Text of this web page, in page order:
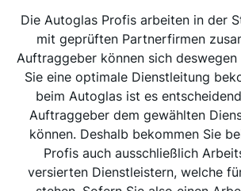
Die Autoglas Profis arbeiten in der
mit geprüften Partnerfirmen
Auftraggeber können sich deswegen
Sie eine optimale Dienstleitung
beim Autoglas ist es
Auftraggeber dem gewählten
können. Deshalb bekommen Sie
Profis auch ausschließlich
versierten Dienstleistern, welche